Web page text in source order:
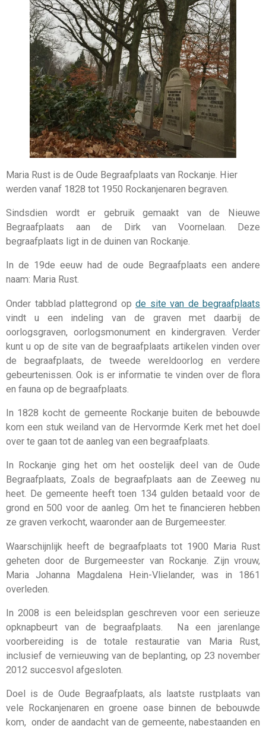
Maria Rust is de Oude Begraafplaats van Rockanje. Hier
werden vanaf 1828 tot 1950 Rockanjenaren begraven.
Sindsdien wordt er gebruik gemaakt van de Nieuwe
Begraafplaats aan de Dirk van Voornelaan. Deze
begraafplaats ligt in de duinen van Rockanje.
In de 19de eeuw had de oude Begraafplaats een andere
naam: Maria Rust.
Onder tabblad plattegrond op de site van de begraafplaats
vindt u een indeling van de graven met daarbij de
oorlogsgraven, oorlogsmonument en kindergraven. Verder
kunt u op de site van de begraafplaats artikelen vinden over
de begraafplaats, de tweede wereldoorlog en verdere
gebeurtenissen. Ook is er informatie te vinden over de flora
en fauna op de begraafplaats.
In 1828 kocht de gemeente Rockanje buiten de bebouwde
kom een stuk weiland van de Hervormde Kerk met het doel
over te gaan tot de aanleg van een begraafplaats.
In Rockanje ging het om het oostelijk deel van de Oude
Begraafplaats, Zoals de begraafplaats aan de Zeeweg nu
heet. De gemeente heeft toen 134 gulden betaald voor de
grond en 500 voor de aanleg. Om het te financieren hebben
ze graven verkocht, waaronder aan de Burgemeester.
Waarschijnlijk heeft de begraafplaats tot 1900 Maria Rust
geheten door de Burgemeester van Rockanje. Zijn vrouw,
Maria Johanna Magdalena Hein-Vlielander, was in 1861
overleden.
In 2008 is een beleidsplan geschreven voor een serieuze
opknapbeurt van de begraafplaats. Na een jarenlange
voorbereiding is de totale restauratie van Maria Rust,
inclusief de vernieuwing van de beplanting, op 23 november
2012 succesvol afgesloten.
Doel is de Oude Begraafplaats, als laatste rustplaats van
vele Rockanjenaren en groene oase binnen de bebouwde
kom, onder de aandacht van de gemeente, nabestaanden en